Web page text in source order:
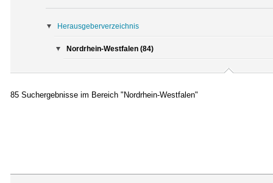
Herausgeberverzeichnis
Nordrhein-Westfalen (84)
85 Suchergebnisse im Bereich "Nordrhein-Westfalen"